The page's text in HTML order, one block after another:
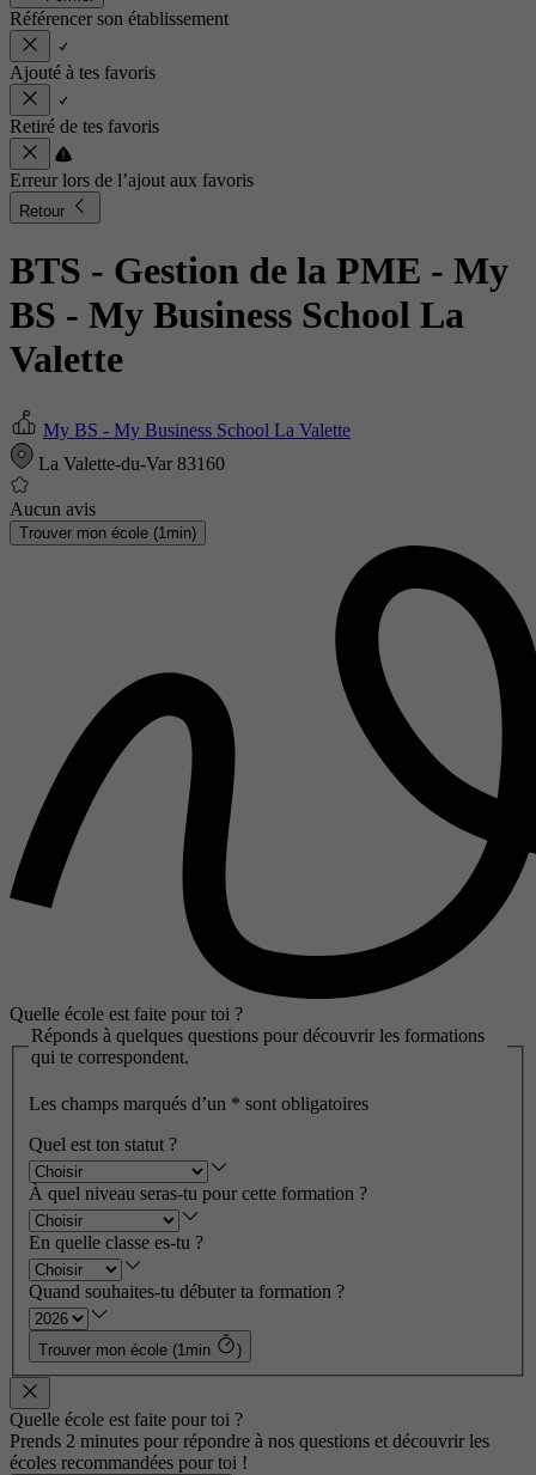
Référencer son établissement
Ajouté à tes favoris
Retiré de tes favoris
Erreur lors de l’ajout aux favoris
Retour
BTS - Gestion de la PME - My
BS - My Business School La
Valette
My BS - My Business School La Valette
La Valette-du-Var 83160
Aucun avis
Trouver mon école (1min)
Quelle école est faite pour toi ?
Réponds à quelques questions pour découvrir les formations
qui te correspondent.
Les champs marqués d’un * sont obligatoires
Quel est ton statut ?
À quel niveau seras-tu pour cette formation ?
En quelle classe es-tu ?
Quand souhaites-tu débuter ta formation ?
Trouver mon école (1min )
Quelle école est faite pour toi ?
Prends 2 minutes pour répondre à nos questions et découvrir les
écoles recommandées pour toi !